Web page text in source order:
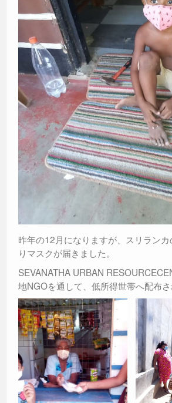
昨年の12月になりますが、スリラン
りマスクが届きました。
SEVANATHA URBAN
地NGOを通して、低所得世帯へ配布さ